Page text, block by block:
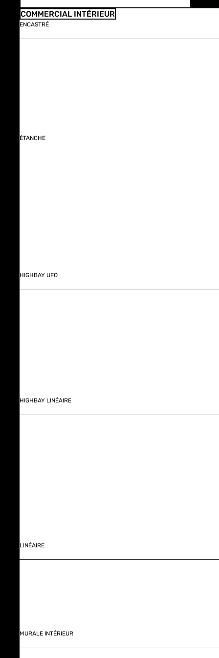
COMMERCIAL INTÉRIEUR
ENCASTRÉ
ÉTANCHE
HIGHBAY UFO
HIGHBAY LINÉAIRE
LINÉAIRE
MURALE INTÉRIEUR